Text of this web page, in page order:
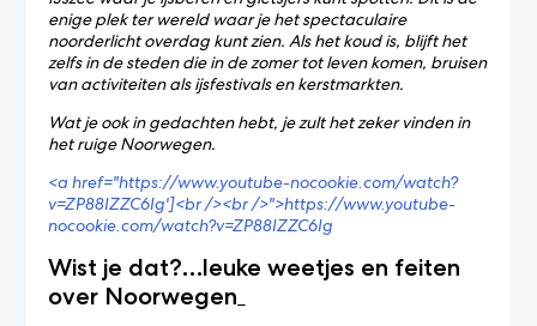
enige plek ter wereld waar je het spectaculaire
noorderlicht overdag kunt zien. Als het koud is, blijft het
zelfs in de steden die in de zomer tot leven komen, bruisen
van activiteiten als ijsfestivals en kerstmarkten.
Wat je ook in gedachten hebt, je zult het zeker vinden in
het ruige Noorwegen.
<a href="https://www.youtube-nocookie.com/watch?
v=ZP88IZZC6Ig']<br /><br />">https://www.youtube-
nocookie.com/watch?v=ZP88IZZC6Ig
Wist je dat?…leuke weetjes en feiten
over Noorwegen